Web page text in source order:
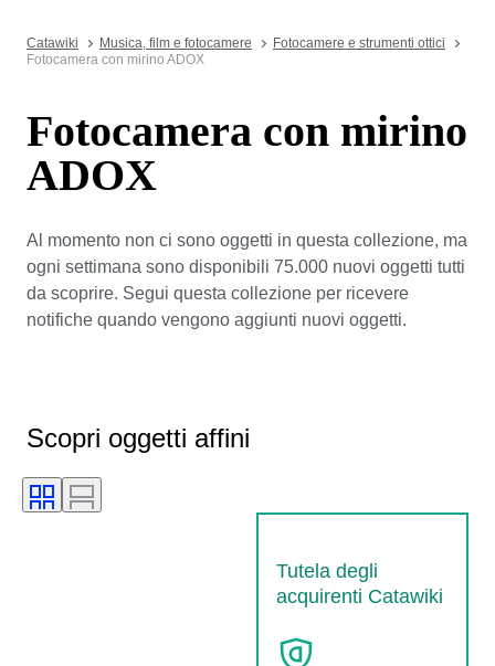
Catawiki Musica, film e fotocamere
Fotocamere e strumenti ottici
Fotocamera con mirino ADOX
Fotocamera con mirino
ADOX
Al momento non ci sono oggetti in questa collezione, ma
ogni settimana sono disponibili 75.000 nuovi oggetti tutti
da scoprire. Segui questa collezione per ricevere
notifiche quando vengono aggiunti nuovi oggetti.
Scopri oggetti affini
Tutela degli
acquirenti Catawiki